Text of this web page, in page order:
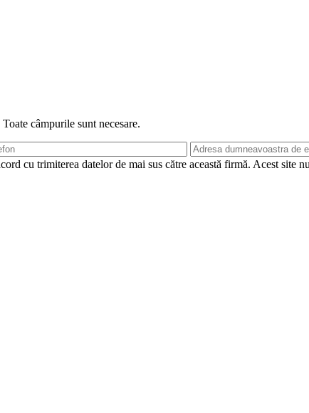
câmpurile sunt necesare.
cu trimiterea datelor de mai sus către această firmă. Acest site